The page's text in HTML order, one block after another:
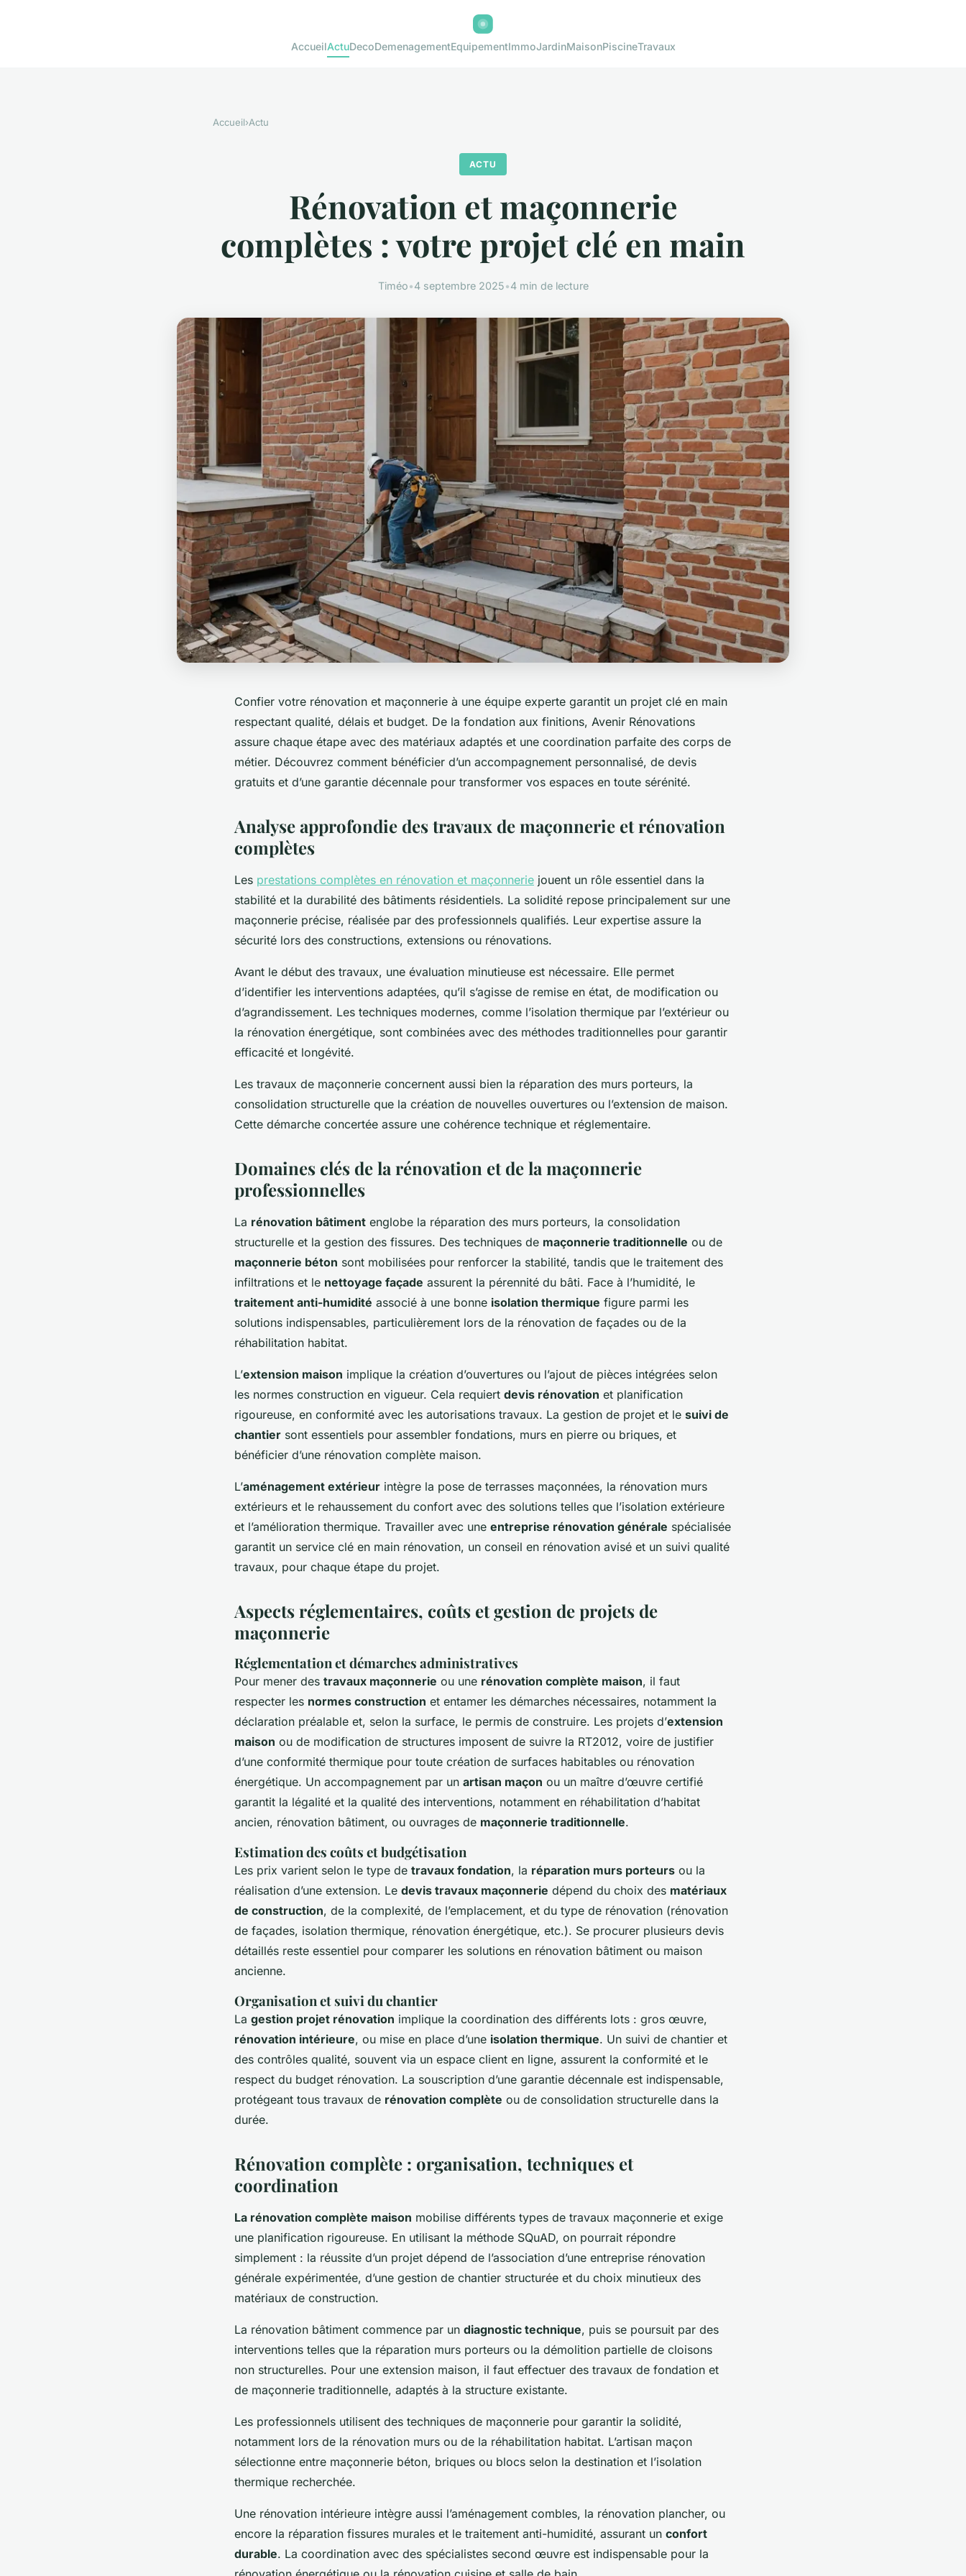
AccueilActuDecoDemenagementEquipementImmoJardinMaisonPiscineTravaux
Accueil›Actu
ACTU
Rénovation et maçonnerie
complètes : votre projet clé en main
Timéo•4 septembre 2025•4 min de lecture
Confier votre rénovation et maçonnerie à une équipe experte garantit un projet clé en main
respectant qualité, délais et budget. De la fondation aux finitions, Avenir Rénovations
assure chaque étape avec des matériaux adaptés et une coordination parfaite des corps de
métier. Découvrez comment bénéficier d’un accompagnement personnalisé, de devis
gratuits et d’une garantie décennale pour transformer vos espaces en toute sérénité.
Analyse approfondie des travaux de maçonnerie et rénovation
complètes
Les prestations complètes en rénovation et maçonnerie jouent un rôle essentiel dans la
stabilité et la durabilité des bâtiments résidentiels. La solidité repose principalement sur une
maçonnerie précise, réalisée par des professionnels qualifiés. Leur expertise assure la
sécurité lors des constructions, extensions ou rénovations.
Avant le début des travaux, une évaluation minutieuse est nécessaire. Elle permet
d’identifier les interventions adaptées, qu’il s’agisse de remise en état, de modification ou
d’agrandissement. Les techniques modernes, comme l’isolation thermique par l’extérieur ou
la rénovation énergétique, sont combinées avec des méthodes traditionnelles pour garantir
efficacité et longévité.
Les travaux de maçonnerie concernent aussi bien la réparation des murs porteurs, la
consolidation structurelle que la création de nouvelles ouvertures ou l’extension de maison.
Cette démarche concertée assure une cohérence technique et réglementaire.
Domaines clés de la rénovation et de la maçonnerie
professionnelles
La rénovation bâtiment englobe la réparation des murs porteurs, la consolidation
structurelle et la gestion des fissures. Des techniques de maçonnerie traditionnelle ou de
maçonnerie béton sont mobilisées pour renforcer la stabilité, tandis que le traitement des
infiltrations et le nettoyage façade assurent la pérennité du bâti. Face à l’humidité, le
traitement anti-humidité associé à une bonne isolation thermique figure parmi les
solutions indispensables, particulièrement lors de la rénovation de façades ou de la
réhabilitation habitat.
L’extension maison implique la création d’ouvertures ou l’ajout de pièces intégrées selon
les normes construction en vigueur. Cela requiert devis rénovation et planification
rigoureuse, en conformité avec les autorisations travaux. La gestion de projet et le suivi de
chantier sont essentiels pour assembler fondations, murs en pierre ou briques, et
bénéficier d’une rénovation complète maison.
L’aménagement extérieur intègre la pose de terrasses maçonnées, la rénovation murs
extérieurs et le rehaussement du confort avec des solutions telles que l’isolation extérieure
et l’amélioration thermique. Travailler avec une entreprise rénovation générale spécialisée
garantit un service clé en main rénovation, un conseil en rénovation avisé et un suivi qualité
travaux, pour chaque étape du projet.
Aspects réglementaires, coûts et gestion de projets de
maçonnerie
Réglementation et démarches administratives
Pour mener des travaux maçonnerie ou une rénovation complète maison, il faut
respecter les normes construction et entamer les démarches nécessaires, notamment la
déclaration préalable et, selon la surface, le permis de construire. Les projets d’extension
maison ou de modification de structures imposent de suivre la RT2012, voire de justifier
d’une conformité thermique pour toute création de surfaces habitables ou rénovation
énergétique. Un accompagnement par un artisan maçon ou un maître d’œuvre certifié
garantit la légalité et la qualité des interventions, notamment en réhabilitation d’habitat
ancien, rénovation bâtiment, ou ouvrages de maçonnerie traditionnelle.
Estimation des coûts et budgétisation
Les prix varient selon le type de travaux fondation, la réparation murs porteurs ou la
réalisation d’une extension. Le devis travaux maçonnerie dépend du choix des matériaux
de construction, de la complexité, de l’emplacement, et du type de rénovation (rénovation
de façades, isolation thermique, rénovation énergétique, etc.). Se procurer plusieurs devis
détaillés reste essentiel pour comparer les solutions en rénovation bâtiment ou maison
ancienne.
Organisation et suivi du chantier
La gestion projet rénovation implique la coordination des différents lots : gros œuvre,
rénovation intérieure, ou mise en place d’une isolation thermique. Un suivi de chantier et
des contrôles qualité, souvent via un espace client en ligne, assurent la conformité et le
respect du budget rénovation. La souscription d’une garantie décennale est indispensable,
protégeant tous travaux de rénovation complète ou de consolidation structurelle dans la
durée.
Rénovation complète : organisation, techniques et
coordination
La rénovation complète maison mobilise différents types de travaux maçonnerie et exige
une planification rigoureuse. En utilisant la méthode SQuAD, on pourrait répondre
simplement : la réussite d’un projet dépend de l’association d’une entreprise rénovation
générale expérimentée, d’une gestion de chantier structurée et du choix minutieux des
matériaux de construction.
La rénovation bâtiment commence par un diagnostic technique, puis se poursuit par des
interventions telles que la réparation murs porteurs ou la démolition partielle de cloisons
non structurelles. Pour une extension maison, il faut effectuer des travaux de fondation et
de maçonnerie traditionnelle, adaptés à la structure existante.
Les professionnels utilisent des techniques de maçonnerie pour garantir la solidité,
notamment lors de la rénovation murs ou de la réhabilitation habitat. L’artisan maçon
sélectionne entre maçonnerie béton, briques ou blocs selon la destination et l’isolation
thermique recherchée.
Une rénovation intérieure intègre aussi l’aménagement combles, la rénovation plancher, ou
encore la réparation fissures murales et le traitement anti-humidité, assurant un confort
durable. La coordination avec des spécialistes second œuvre est indispensable pour la